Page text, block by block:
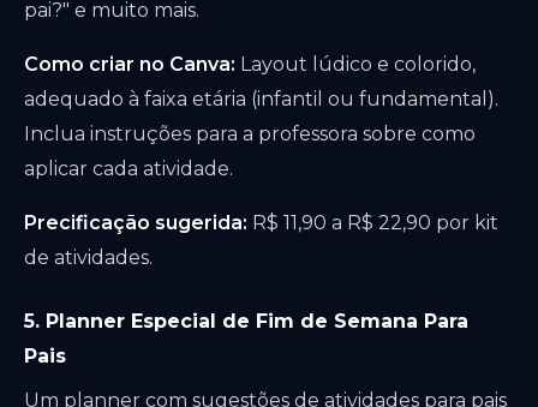
pai?" e muito mais.
Como criar no Canva: Layout lúdico e colorido,
adequado à faixa etária (infantil ou fundamental).
Inclua instruções para a professora sobre como
aplicar cada atividade.
Precificação sugerida: R$ 11,90 a R$ 22,90 por kit
de atividades.
5. Planner Especial de Fim de Semana Para
Pais
Um planner com sugestões de atividades para pais